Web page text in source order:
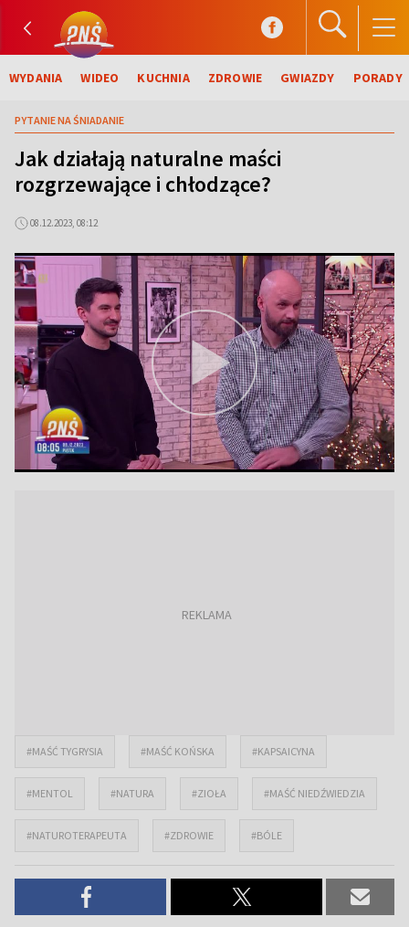
WYDANIA WIDEO KUCHNIA ZDROWIE GWIAZDY PORADY
PYTANIE NA ŚNIADANIE
Jak działają naturalne maści
rozgrzewające i chłodzące?
08.12.2023, 08:12
#MAŚĆ TYGRYSIA #MAŚĆ KOŃSKA #KAPSAICYNA
#MENTOL #NATURA #ZIOŁA #MAŚĆ NIEDŹWIEDZIA
#NATUROTERAPEUTA #ZDROWIE #BÓLE